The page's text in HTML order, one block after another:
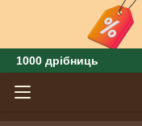
1000 дрібниць